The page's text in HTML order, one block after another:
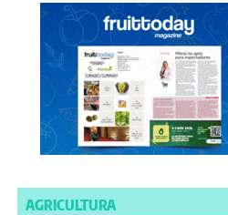
AGRICULTURA